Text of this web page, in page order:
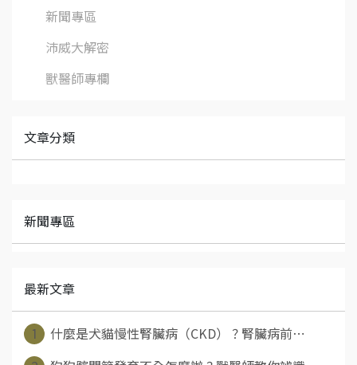
新聞專區
沛威大解密
獸醫師專欄
文章分類
新聞專區
最新文章
1 什麼是犬貓慢性腎臟病（CKD）？腎臟病前⋯